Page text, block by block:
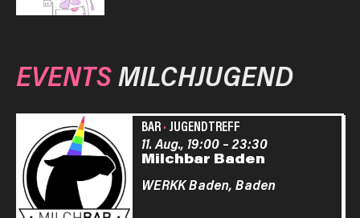
EVENTSMILCHJUGEND
BAR· JUGENDTREFF
Milchbar Baden
11. Aug., 19:00–23:30
WERKK Baden, Baden